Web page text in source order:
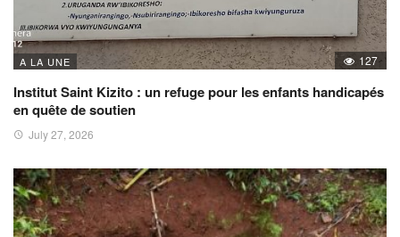
A LA UNE 127
Institut Saint Kizito : un refuge pour les enfants handicapés
en quête de soutien
July 27, 2026